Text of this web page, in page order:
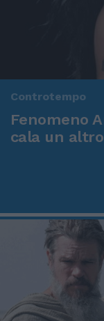
Controtempo
Fenomeno
cala un